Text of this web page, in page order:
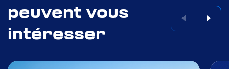
peuvent vous
intéresser